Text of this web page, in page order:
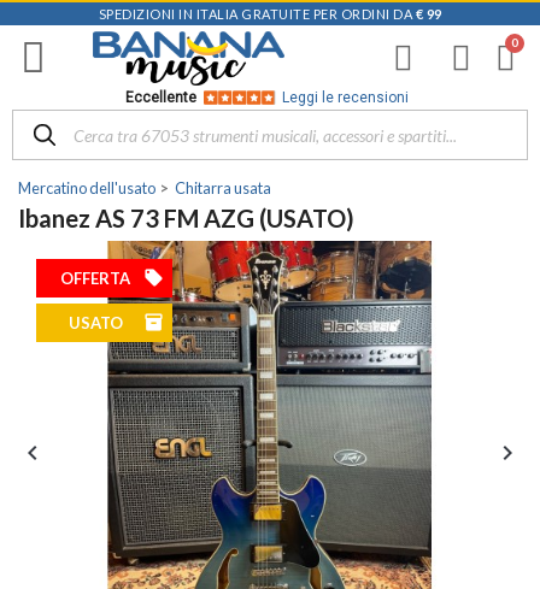
SPEDIZIONI IN ITALIA GRATUITE PER ORDINI DA € 99
Eccellente Leggi le recensioni
Mercatino dell'usato Chitarra usata
Ibanez AS 73 FM AZG (USATO)
OFFERTA local_offer
USATO inventory
 